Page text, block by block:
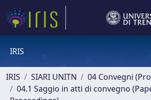
IRIS
IRIS SIARI UNITN
04 Convegni
04.1 Saggio in atti di convegno